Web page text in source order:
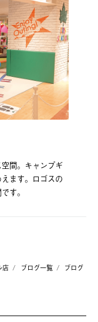
間。キャンプギ
ます。ロゴスの
す。
店 ブログ一覧 ブログ